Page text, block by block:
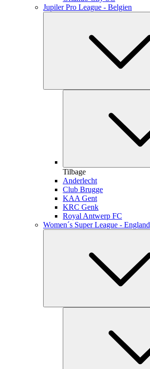
Jupiler Pro League - Belgien
Tilbage
Anderlecht
Club Brugge
KAA Gent
KRC Genk
Royal Antwerp FC
Women´s Super League - England